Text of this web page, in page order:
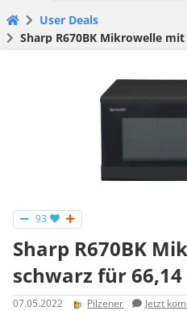
User Deals
Sharp R670BK Mikrowelle mit Grill
93
Sharp R670BK
schwarz für
07.05.2022 Pilzener Jetzt